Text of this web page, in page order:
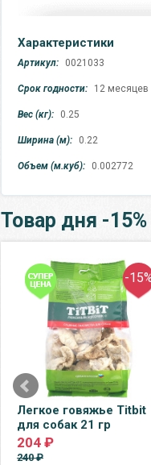
Характеристики
Артикул: 0021033
Срок годности: 12 месяцев
Вес (кг): 0.25
Ширина (м): 0.22
Объем (м.куб): 0.002772
Товар дня -15%
-
Легкое говяжье Titbit
для собак 21 гр
204 ₽
240 ₽